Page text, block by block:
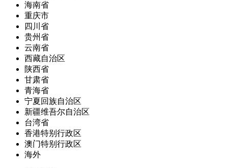
海南省
重庆市
四川省
贵州省
云南省
西藏自治区
陕西省
甘肃省
青海省
宁夏回族自治区
新疆维吾尔自治区
台湾省
香港特别行政区
澳门特别行政区
海外